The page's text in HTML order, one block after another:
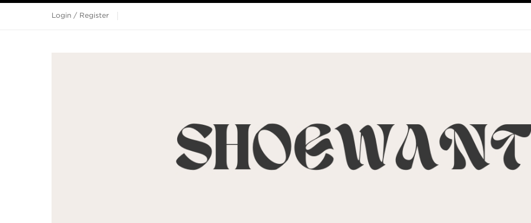
Login / Register